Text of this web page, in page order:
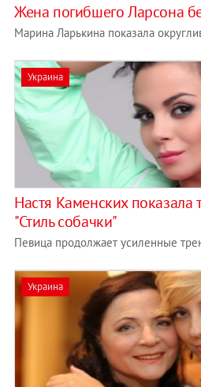
Жена погибшего Ларсона
Марина Ларькина показала
Украина
Настя Каменских показала
"Стиль собачки"
Певица продолжает усиленные
Украина